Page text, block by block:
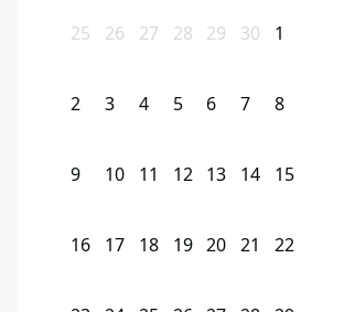
25 26 27 28 29 30 1
2 3 4 5 6 7 8
9 10 11 12 13 14 15
16 17 18 19 20 21 22